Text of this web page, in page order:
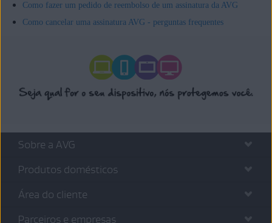
Como fazer um pedido de reembolso de um assinatura da AVG
Como cancelar uma assinatura AVG - perguntas frequentes
Sobre a AVG
Produtos domésticos
Área do cliente
Parceiros e empresas